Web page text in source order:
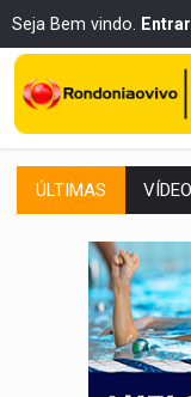
Seja Bem vindo. Entrar
ÚLTIMAS